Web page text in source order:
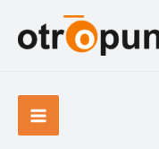
Main
Menu
Navegación
de
entradas